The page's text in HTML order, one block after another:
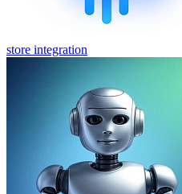
store integration